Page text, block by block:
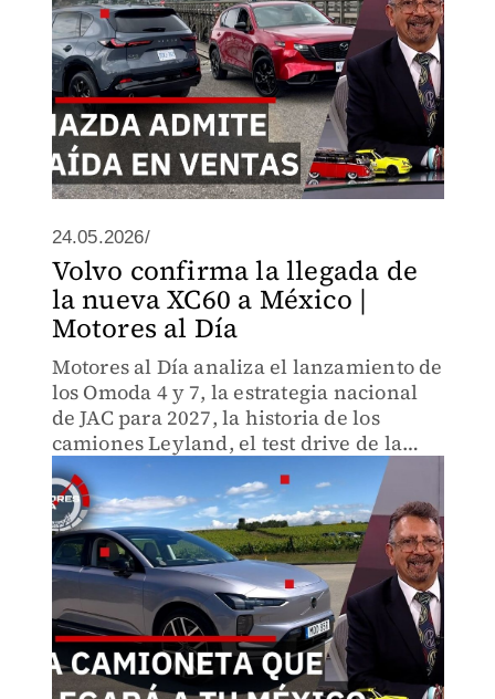
24.05.2026/
Volvo confirma la llegada de
la nueva XC60 a México |
Motores al Día
Motores al Día analiza el lanzamiento de
los Omoda 4 y 7, la estrategia nacional
de JAC para 2027, la historia de los
camiones Leyland, el test drive de la
Volvo XC60 y tecnología TCL.